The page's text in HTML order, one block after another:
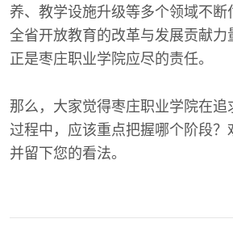
养、教学设施升级等多个领域不断
全省开放教育的改革与发展贡献力
正是枣庄职业学院应尽的责任。
那么，大家觉得枣庄职业学院在追
过程中，应该重点把握哪个阶段？
并留下您的看法。